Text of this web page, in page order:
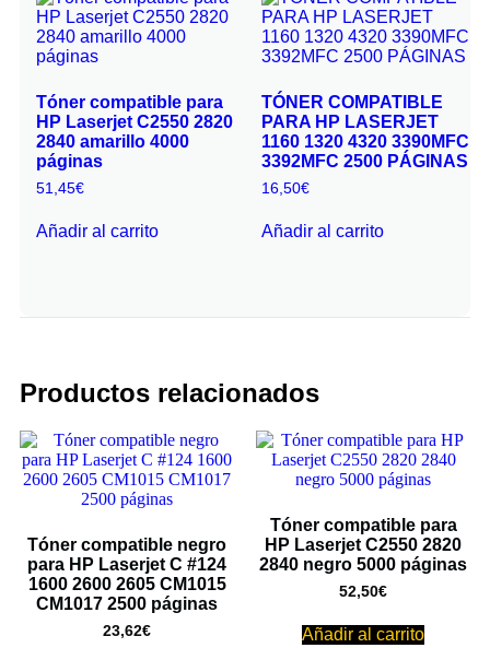
Tóner compatible para
HP Laserjet C2550 2820
2840 amarillo 4000
páginas
51,45€
Añadir al carrito
TÓNER COMPATIBLE
PARA HP LASERJET
1160 1320 4320 3390MFC
3392MFC 2500 PÁGINAS
16,50€
Añadir al carrito
Productos relacionados
Tóner compatible negro
para HP Laserjet C #124
1600 2600 2605 CM1015
CM1017 2500 páginas
23,62€
Tóner compatible para
HP Laserjet C2550 2820
2840 negro 5000 páginas
52,50€
Añadir al carrito